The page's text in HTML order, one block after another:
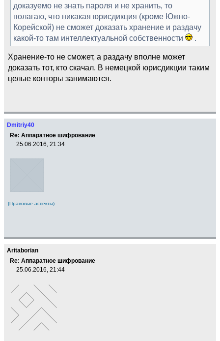
доказуемо не знать пароля и не хранить, то
полагаю, что никакая юрисдикция (кроме Южно-
Корейской) не сможет доказать хранение и раздачу
какой-то там интеллектуальной собственности
.
Хранение-то не сможет, а раздачу вполне может
доказать тот, кто скачал. В немецкой юрисдикции таким
целые конторы занимаются.
Dmitriy40
Re: Аппаратное шифрование
25.06.2016, 21:34
(Правовые аспекты)
Aritaborian
Re: Аппаратное шифрование
25.06.2016, 21:44